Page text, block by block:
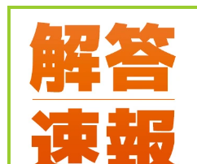
お問合せ
資料請求
メニュー
創英ゼミナールの特長
授業料を知りたい
教室検索
お気軽にご相談ください